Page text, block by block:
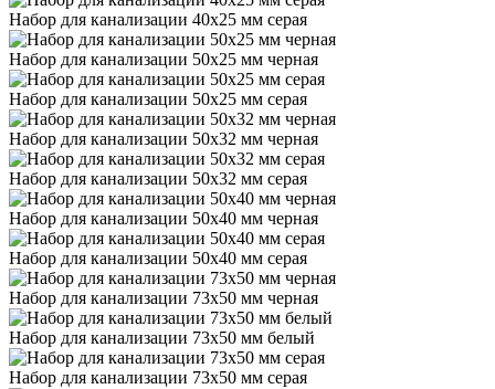
Набор для канализации 40х25 мм серая
Набор для канализации 50х25 мм черная
Набор для канализации 50х25 мм серая
Набор для канализации 50х32 мм черная
Набор для канализации 50х32 мм серая
Набор для канализации 50х40 мм черная
Набор для канализации 50х40 мм серая
Набор для канализации 73х50 мм черная
Набор для канализации 73х50 мм белый
Набор для канализации 73х50 мм серая